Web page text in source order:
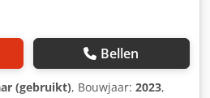
Bellen
(gebruikt), Bouwjaar: 2023,